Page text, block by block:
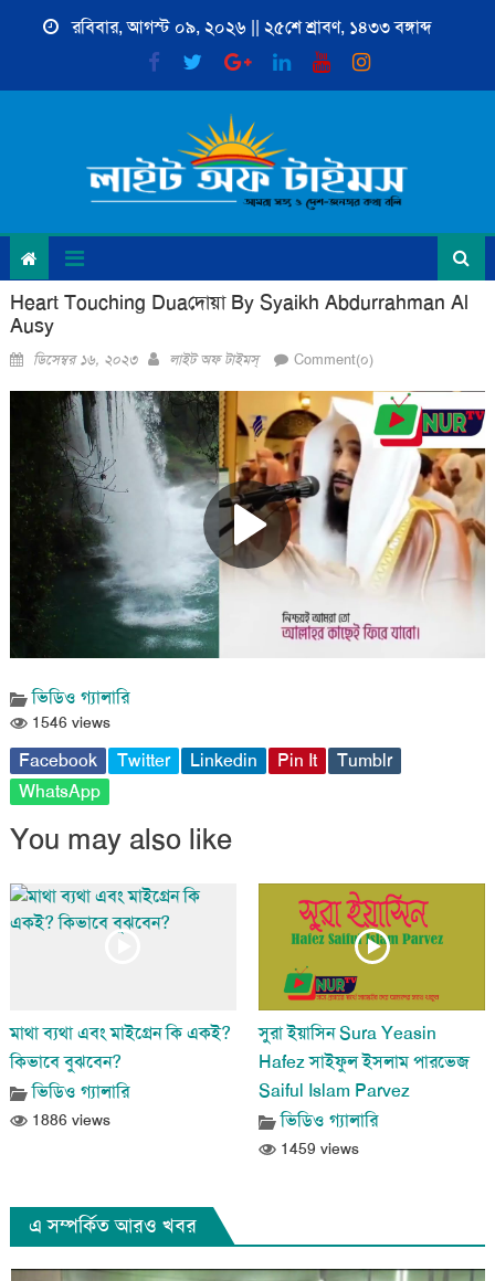
রবিবার, আগস্ট ০৯, ২০২৬ || ২৫শে শ্রাবণ, ১৪৩৩ বঙ্গাব্দ
Heart Touching Duaদোয়া By Syaikh Abdurrahman Al
Ausy
Posted
ডিসেম্বর ১৬, ২০২৩ Author
লাইট অফ টাইমস্ Comment(০)
ভিডিও গ্যালারি
1546 views
Facebook Twitter Linkedin Pin It
Tumblr
WhatsApp
You may also like
মাথা ব্যথা এবং মাইগ্রেন কি একই?
কিভাবে বুঝবেন?
ভিডিও গ্যালারি
1886 views
সুরা ইয়াসিন Sura Yeasin
Hafez সাইফুল ইসলাম পারভেজ
Saiful Islam Parvez
ভিডিও গ্যালারি
1459 views
এ সম্পর্কিত আরও খবর